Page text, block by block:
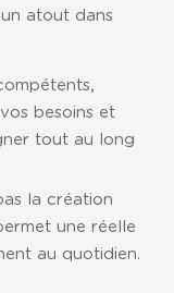
atout dans
besoins et
tout au long
la création
une réelle
au quotidien.